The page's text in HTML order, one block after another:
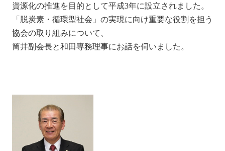
資源化の推進を目的として平成3年に設立されました。
「脱炭素・循環型社会」の実現に向け重要な役割を担う
協会の取り組みについて、
筒井副会長と和田専務理事にお話を伺いました。